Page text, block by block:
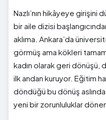
Nazlı’nın hikâyeye girişini
bir aile dizisi
aklıma. Ankara’da
görmüş ama kökleri
kadın olarak geri dönüşü,
ilk andan kuruyor. Eğitim
döndüğü bu dönüş
yeni bir zorunluluklar